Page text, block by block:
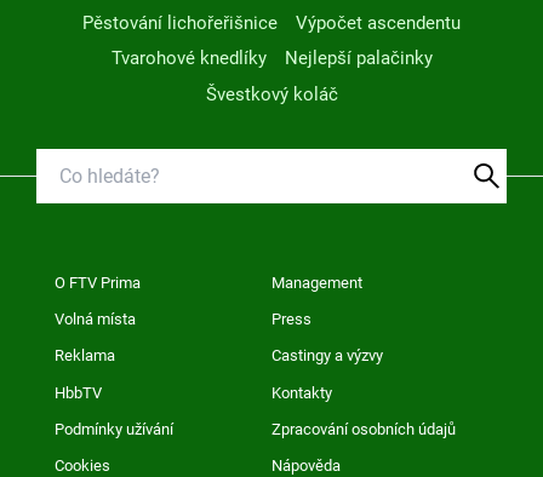
Pěstování lichořeřišnice
Výpočet ascendentu
Tvarohové knedlíky
Nejlepší palačinky
Švestkový koláč
O FTV Prima Management
Volná místa Press
Reklama Castingy a výzvy
HbbTV Kontakty
Podmínky užívání Zpracování osobních údajů
Cookies Nápověda